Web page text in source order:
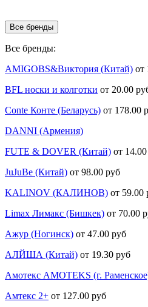
Все бренды
Все бренды:
AMIGOBS&Виктория (Китай) от
BFL носки и колготки от 20.00
Conte Конте (Беларусь) от 178.00
DANNI (Армения)
FUTE & DOVER (Китай) от
JuJuBe (Китай) от 98.00 руб
KALINOV (КАЛИНОВ) от 59.00
Limax Лимакс (Бишкек) от 70.00
Ажур (Ногинск) от 47.00 руб
АЛЙША (Китай) от 19.30 руб
Амотекс AMOTEKS (г.
Амтекс 2+ от 127.00 руб